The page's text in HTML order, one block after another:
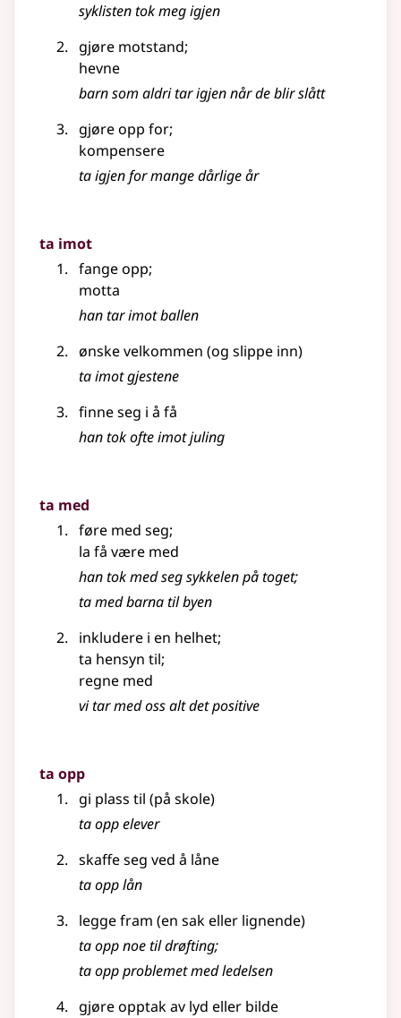
syklisten tok meg igjen
gjøre motstand;
hevne
barn som aldri tar igjen når de blir slått
gjøre opp for;
kompensere
ta igjen for mange dårlige år
ta imot
fange opp;
motta
han tar imot ballen
ønske velkommen (og slippe inn)
ta imot gjestene
finne seg i å få
han tok ofte imot juling
ta med
føre med seg;
la få være med
han tok med seg sykkelen på toget;
ta med barna til byen
inkludere i en helhet;
ta hensyn til;
regne med
vi tar med oss alt det positive
ta opp
gi plass til (på skole)
ta opp elever
skaffe seg ved å låne
ta opp lån
legge fram (en sakeller lignende)
ta opp noe til drøfting;
ta opp problemet med ledelsen
gjøre opptak av lyd eller bilde